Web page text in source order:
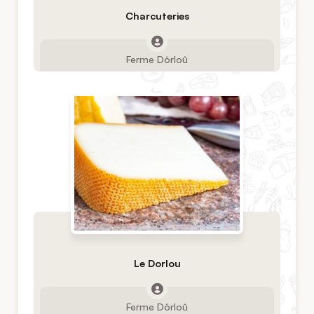
Charcuteries
Ferme Dôrloû
Le Dorlou
Ferme Dôrloû